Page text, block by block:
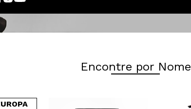
Encontre por Nome